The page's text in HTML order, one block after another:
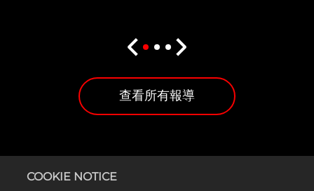
查看所有報導
COOKIE NOTICE